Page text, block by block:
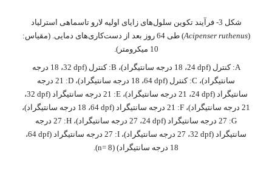
شکل 3-
فرآیند تکوین سلول‌های زایای اولیه لارو تاسماهی استرلیاد
(
Acipenser ruthenus) طی 64 روز بعد از دست
کاری‌های دمایی. (مقیاس:
10 میکرومتر)
.
A: کنترل (dpf 24، 18 درجه سانتیگراد)، B: کنترل (dpf
32، 18 درجه
سانتیگراد)، C: کنترل (dpf
D
: 21 درجه
سانتیگراد (dpf
E: 21 درجه سانتیگراد ( dpf
32،
21 درجه سانتیگراد)،
F: 21 درجه سانتیگراد ( dpf
G: 27 درجه سانتیگراد ( dpf
H
: 27 درجه
سانتیگراد (dpf
I: 27 درجه سانتیگراد ( dpf
64،
18 درجه سانتیگراد) (
n= 8
).